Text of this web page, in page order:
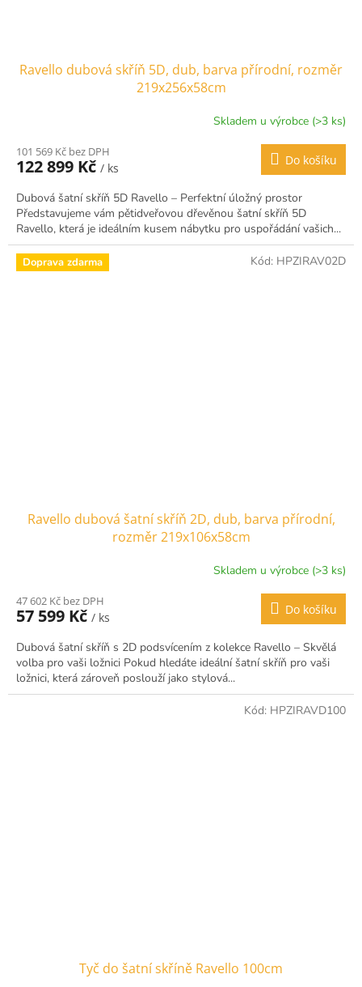
Ravello dubová skříň 5D, dub, barva přírodní, rozměr
219x256x58cm
Skladem u výrobce (>3 ks)
101 569 Kč bez DPH
122 899 Kč / ks
Do košíku
Dubová šatní skříň 5D Ravello – Perfektní úložný prostor
Představujeme vám pětidveřovou dřevěnou šatní skříň 5D
Ravello, která je ideálním kusem nábytku pro uspořádání vašich...
Doprava zdarma
Ravello dubová šatní skříň 2D, dub, barva přírodní,
rozměr 219x106x58cm
Skladem u výrobce (>3 ks)
47 602 Kč bez DPH
57 599 Kč / ks
Do košíku
Dubová šatní skříň s 2D podsvícením z kolekce Ravello – Skvělá
volba pro vaši ložnici Pokud hledáte ideální šatní skříň pro vaši
ložnici, která zároveň poslouží jako stylová...
Kód: HPZIRAV02D
Tyč do šatní skříně Ravello 100cm
Kód: HPZIRAVD100